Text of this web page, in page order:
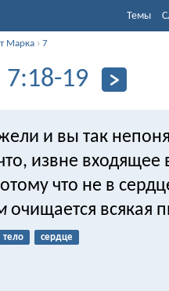
Темы
Марка ›7
19
и вы так
извне
что не в
очищается всякая
тело сердце